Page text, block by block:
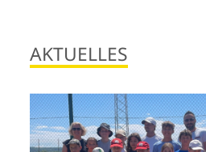
AKTUELLES